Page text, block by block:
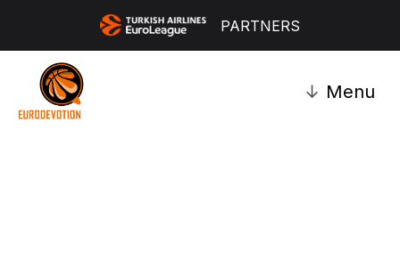
PARTNERS
↓ Menu